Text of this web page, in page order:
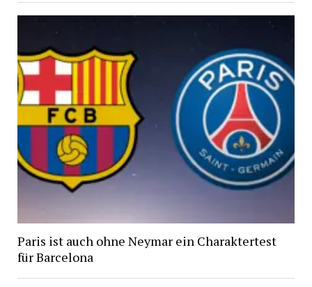
Paris ist auch ohne Neymar ein Charaktertest
für Barcelona